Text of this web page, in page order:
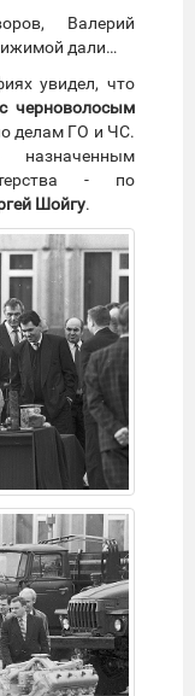
Валерий
дали…
увидел, что
черноволосым
делам ГО и ЧС.
- по
Шойгу.